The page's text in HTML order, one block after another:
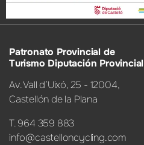
Patronato Provincial de
Turismo Diputación Provincial
Av. Vall d’Uixó, 25 - 12004,
Castellón de la Plana
T. 964 359 883
info@castelloncycling.com